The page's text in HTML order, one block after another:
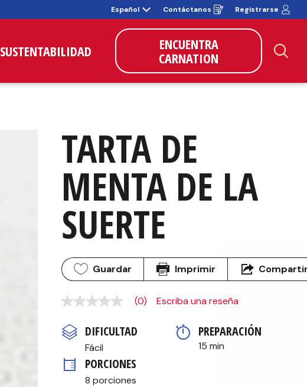
Español Contáctanos
Opens
in
a
window
Registrarse
SUSTENTABILIDAD
ENCUENTRA
CARNATION
TARTA DE
MENTA DE LA
SUERTE
Guardar Imprimir
Sin
Enlace
en
misma
página.
(0) Escriba una reseña
DIFICULTAD
Fácil
PREPARACIÓN
15 min
PORCIONES
8 porciones